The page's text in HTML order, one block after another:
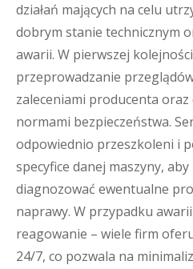
działań mających na celu
dobrym stanie technicznym
awarii. W pierwszej
przeprowadzanie
zaleceniami producenta
normami bezpieczeństwa.
odpowiednio przeszkoleni i
specyfice danej maszyny,
diagnozować ewentualne
naprawy. W przypadku
reagowanie – wiele firm
24/7, co pozwala na